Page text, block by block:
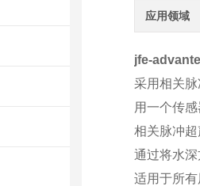
应用领域
jfe-
采用相关
用一个传
相关脉冲
通过将水
适用于所